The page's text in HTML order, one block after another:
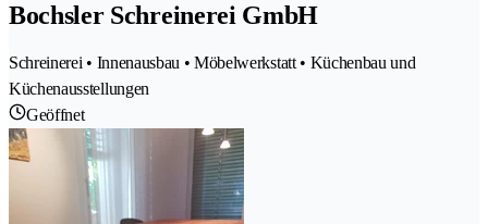
Bochsler Schreinerei GmbH
Schreinerei • Innenausbau • Möbelwerkstatt • Küchenbau und
Küchenausstellungen
Geöffnet